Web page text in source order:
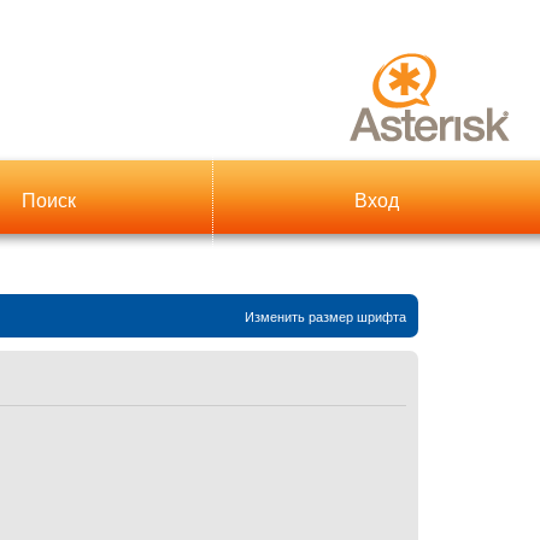
Поиск Вход
Изменить размер шрифта